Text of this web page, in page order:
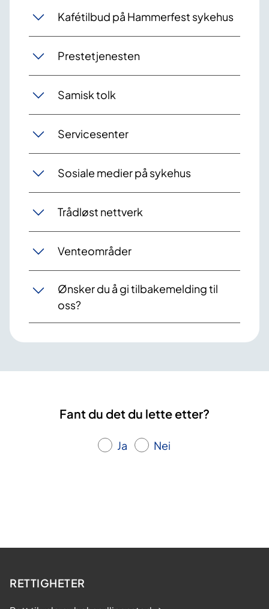
Kafétilbud på Hammerfest sykehus
Prestetjenesten
Samisk tolk
Servicesenter
Sosiale medier på sykehus
Trådløst nettverk
Venteområder
Ønsker du å gi tilbakemelding til
oss?
Fant du det du lette etter?
Ja Nei
RETTIGHETER